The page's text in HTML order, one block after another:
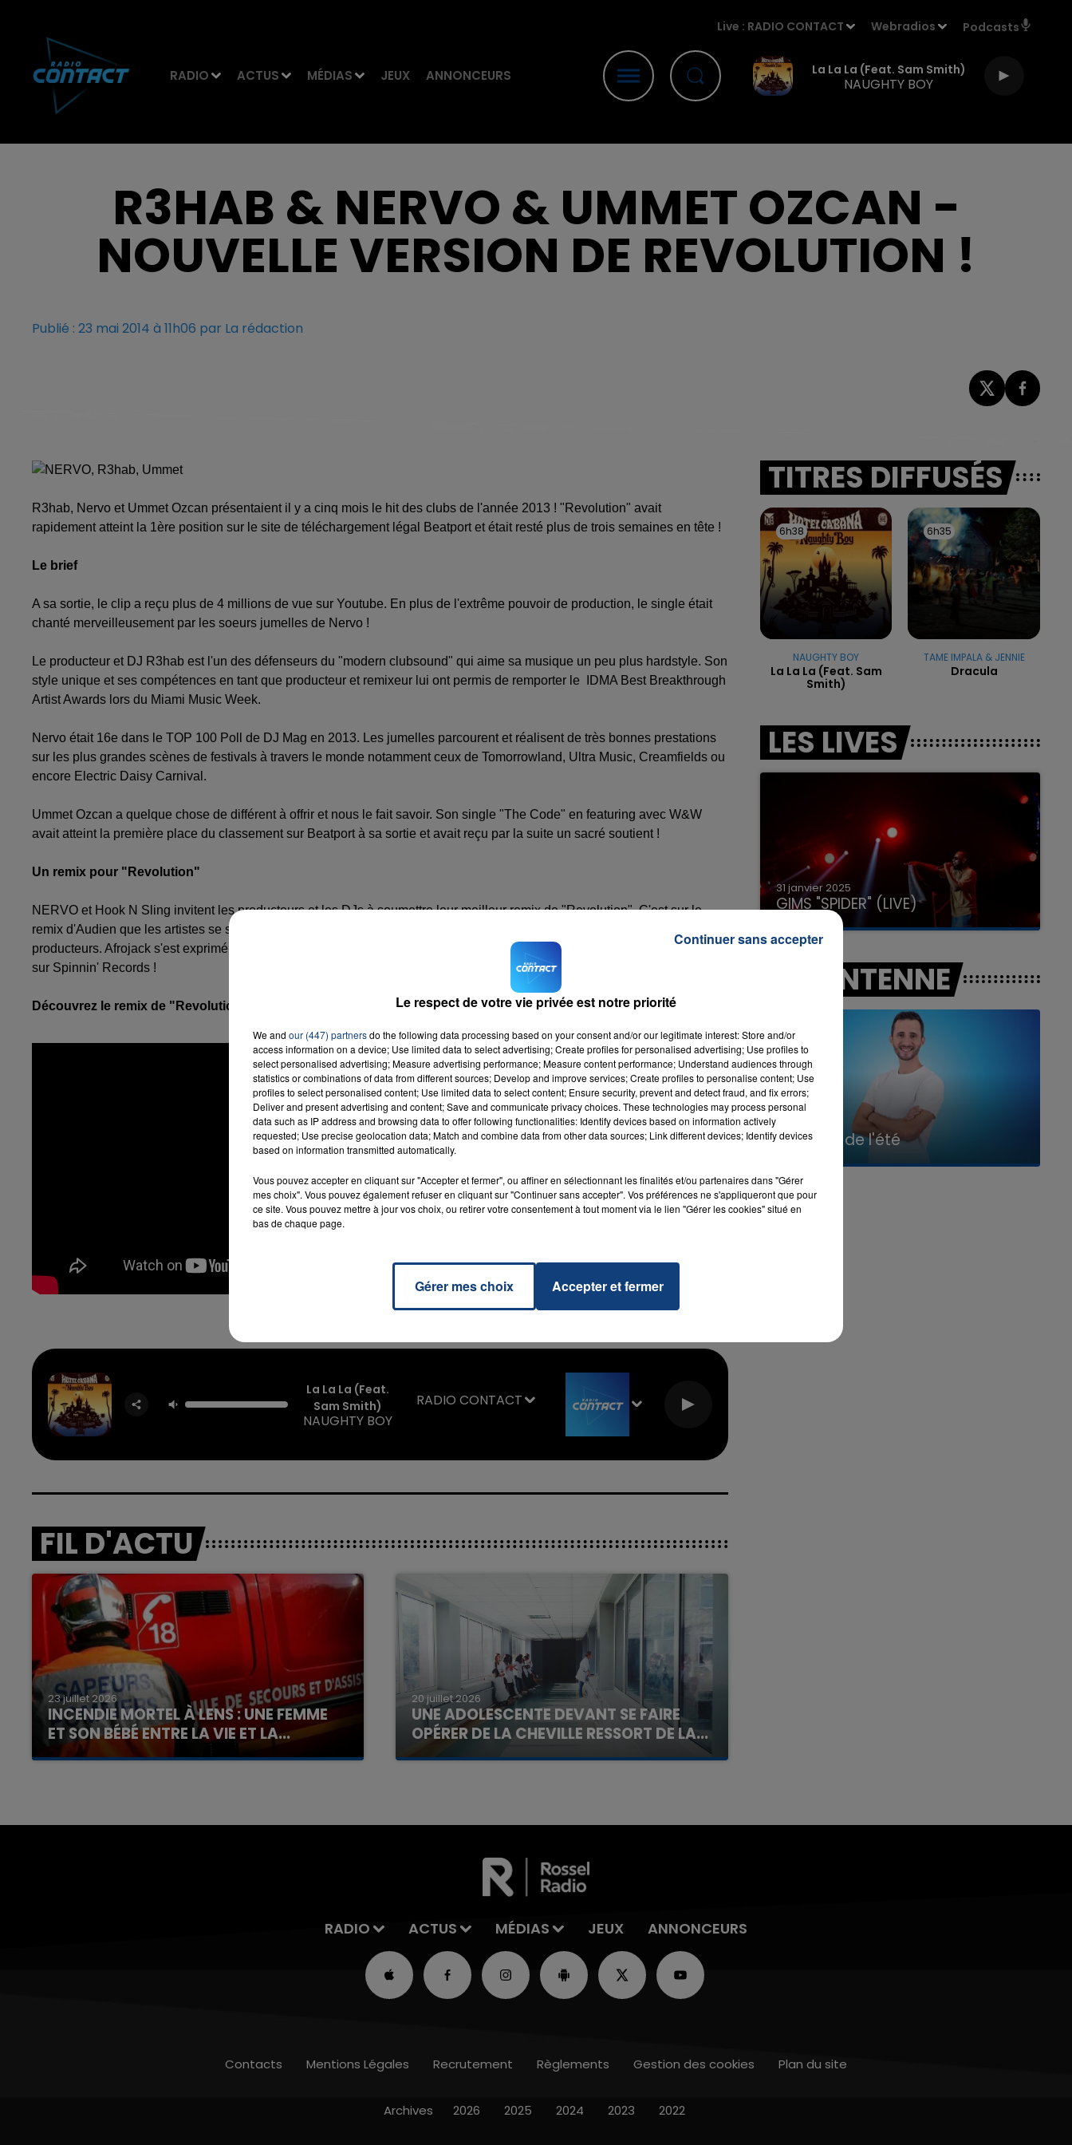
RADIO ACTUS MÉDIAS JEUX ANNONCEURS
Live : RADIO CONTACT Webradios Podcasts
La La La (feat. Sam Smith)
NAUGHTY BOY
R3HAB & NERVO & UMMET OZCAN -
NOUVELLE VERSION DE REVOLUTION !
Publié : 23 mai 2014 à 11h06 par La rédaction
R3hab, Nervo et Ummet Ozcan présentaient il y a cinq mois le hit des clubs de l'année 2013 ! "Revolution" avait
rapidement atteint la 1ère position sur le site de téléchargement légal Beatport et était resté plus de trois semaines en tête !
Le brief
A sa sortie, le clip a reçu plus de 4 millions de vue sur Youtube. En plus de l'extrême pouvoir de production, le single était
chanté merveilleusement par les soeurs jumelles de Nervo !
Le producteur et DJ R3hab est l'un des défenseurs du "modern clubsound" qui aime sa musique un peu plus hardstyle. Son
style unique et ses compétences en tant que producteur et remixeur lui ont permis de remporter le IDMA Best Breakthrough
Artist Awards lors du Miami Music Week.
Nervo était 16e dans le TOP 100 Poll de DJ Mag en 2013. Les jumelles parcourent et réalisent de très bonnes prestations
sur les plus grandes scènes de festivals à travers le monde notamment ceux de Tomorrowland, Ultra Music, Creamfields ou
encore Electric Daisy Carnival.
Ummet Ozcan a quelque chose de différent à offrir et nous le fait savoir. Son single "The Code" en featuring avec W&W
avait atteint la première place du classement sur Beatport à sa sortie et avait reçu par la suite un sacré soutient !
Un remix pour "Revolution"
NERVO et Hook N Sling invitent les producteurs et les DJs à soumettre leur meilleur remix de "Revolution". C'est sur le
remix d'Audien que les artistes se sont arrêtés ! Le remix a reçu de très bonnes appréciations par les plus grands DJs et
producteurs. Afrojack s'est exprimé d'un "ENFIN !" et Showtek le qualifie de "BOMBE" ! Le remix sera disponible le 26 mai
sur Spinnin' Records !
Découvrez le remix de "Revolution" par Audien !
La La La (feat.
Sam Smith)
NAUGHTY BOY
RADIO CONTACT
FIL D'ACTU
23 juillet 2026
INCENDIE MORTEL À LENS : UNE FEMME
ET SON BÉBÉ ENTRE LA VIE ET LA...
Un homme s'est immolé par le feu après avoir
20 juillet 2026
UNE ADOLESCENTE DEVANT SE FAIRE
OPÉRER DE LA CHEVILLE RESSORT DE LA...
La famille a porté plainte contre la clinique qui a
TITRES DIFFUSÉS
6h38
6h38
NAUGHTY BOY
La La La (feat. Sam
Smith)
6h35
6h35
TAME IMPALA & JENNIE
Dracula
LES LIVES
31 janvier 2025
GIMS "SPIDER" (LIVE)
A L'ANTENNE
7h00 - 11h00
La Team de l'été
7h00 - 11h00
La Team de l'été
RADIO ACTUS MÉDIAS JEUX ANNONCEURS
Contacts Mentions Légales Recrutement Règlements Gestion des cookies Plan du site
Archives 2026 2025 2024 2023 2022
Le respect de votre vie privée est notre priorité
We and our (447) partnersdo the following data processing based on your consent and/or our legitimate interest: Store and/or
access information on a device; Use limited data to select advertising; Create profiles for personalised advertising; Use profiles to
select personalised advertising; Measure advertising performance; Measure content performance; Understand audiences through
statistics or combinations of data from different sources; Develop and improve services; Create profiles to personalise content; Use
profiles to select personalised content; Use limited data to select content; Ensure security, prevent and detect fraud, and fix errors;
Deliver and present advertising and content; Save and communicate privacy choices. These technologies may process personal
data such as IP address and browsing data to offer following functionalities: Identify devices based on information actively
requested; Use precise geolocation data; Match and combine data from other data sources; Link different devices; Identify devices
based on information transmitted automatically.
Vous pouvez accepter en cliquant sur "Accepter et fermer", ou affiner en sélectionnant les finalités et/ou partenaires dans "Gérer
mes choix". Vous pouvez également refuser en cliquant sur "Continuer sans accepter". Vos préférences ne s'appliqueront que pour
ce site. Vous pouvez mettre à jour vos choix, ou retirer votre consentement à tout moment via le lien "Gérer les cookies" situé en
bas de chaque page.
Gérer mes choix Accepter et fermer
Continuer sans accepter